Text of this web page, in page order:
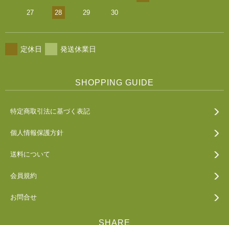
27 28 29 30
定休日 発送休業日
SHOPPING GUIDE
特定商取引法に基づく表記
個人情報保護方針
送料について
会員規約
お問合せ
SHARE